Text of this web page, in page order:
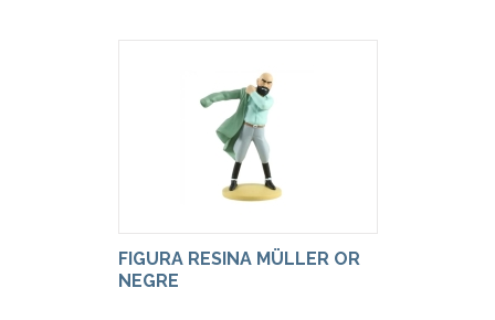
FIGURA RESINA MÜLLER OR
NEGRE